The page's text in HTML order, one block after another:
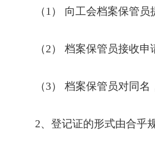
（ 1 ） 向工会档案保管
（2 ） 档案保管员接收
（3） 档案保管员对同
2、登记证的形式由合乎